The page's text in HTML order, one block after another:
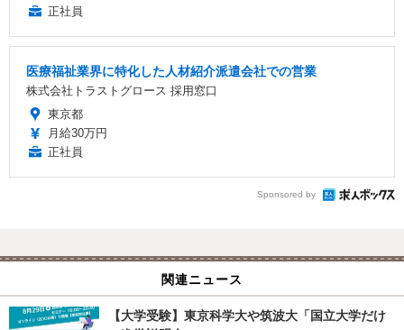
正社員
医療福祉業界に特化した人材紹介派遣会社での営業
株式会社トラストグロース 採用窓口
東京都
月給30万円
正社員
Sponsored by
関連ニュース
【大学受験】東京科学大や筑波大「国立大学だけ